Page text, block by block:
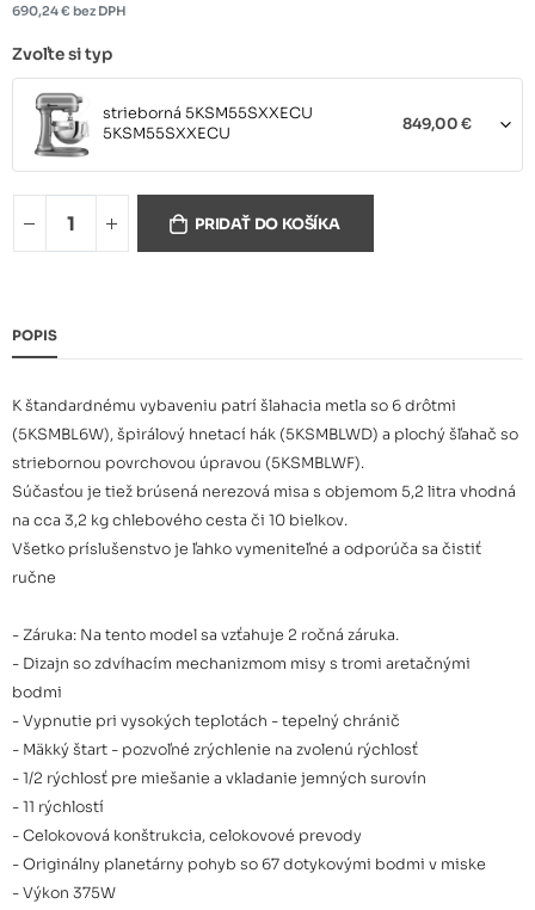
690,24 € bez DPH
Zvoľte si typ
strieborná 5KSM55SXXECU
5KSM55SXXECU
849,00 €
matná čierna 5KSM55SXXEBM
5KSM55SXXEBM
kráľovská červená
5KSM55SXXEER
5KSM55SXXEER
PRIDAŤ DO KOŠÍKA
POPIS
K štandardnému vybaveniu patrí šlahacia metla so 6 drôtmi
(5KSMBL6W), špirálový hnetací hák (5KSMBLWD) a plochý šľahač so
striebornou povrchovou úpravou (5KSMBLWF).
Súčasťou je tiež brúsená nerezová misa s objemom 5,2 litra vhodná
na cca 3,2 kg chlebového cesta či 10 bielkov.
Všetko príslušenstvo je ľahko vymeniteľné a odporúča sa čistiť
ručne
- Záruka: Na tento model sa vzťahuje 2 ročná záruka.
- Dizajn so zdvíhacím mechanizmom misy s tromi aretačnými
bodmi
- Vypnutie pri vysokých teplotách - tepelný chránič
- Mäkký štart - pozvoľné zrýchlenie na zvolenú rýchlosť
- 1/2 rýchlosť pre miešanie a vkladanie jemných surovín
- 11 rýchlostí
- Celokovová konštrukcia, celokovové prevody
- Originálny planetárny pohyb so 67 dotykovými bodmi v miske
- Výkon 375W